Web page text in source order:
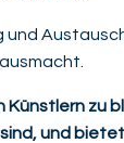
und
Künstlern zu
und